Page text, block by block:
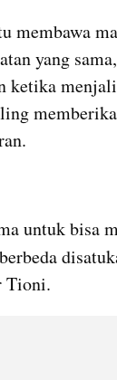
membawa
yang
ketika
untuk bisa
Tioni.